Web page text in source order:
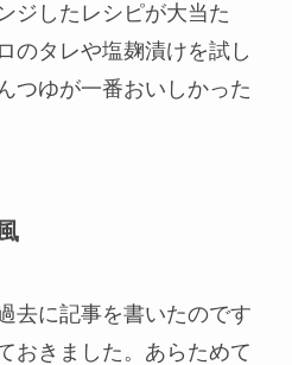
ジしたレシピが大当た
のタレや塩麹漬けを試し
つゆが一番おいしかった
去に記事を書いたのです
おきました。あらためて